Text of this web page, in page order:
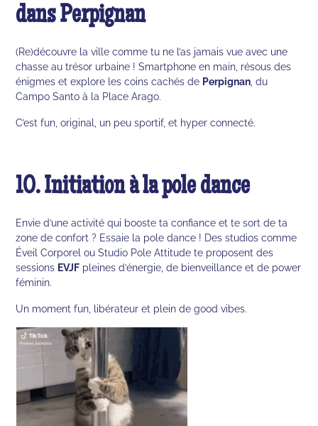
dans Perpignan
(Re)découvre la ville comme tu ne l’as jamais vue avec une
chasse au trésor urbaine ! Smartphone en main, résous des
énigmes et explore les coins cachés de Perpignan , du
Campo Santo à la Place Arago.
C’est fun, original, un peu sportif, et hyper connecté.
10. Initiation à la pole dance
Envie d’une activité qui booste ta confiance et te sort de ta
zone de confort ? Essaie la pole dance ! Des studios comme
Éveil Corporel ou Studio Pole Attitude te proposent des
sessions EVJF pleines d’énergie, de bienveillance et de power
féminin.
Un moment fun, libérateur et plein de good vibes.